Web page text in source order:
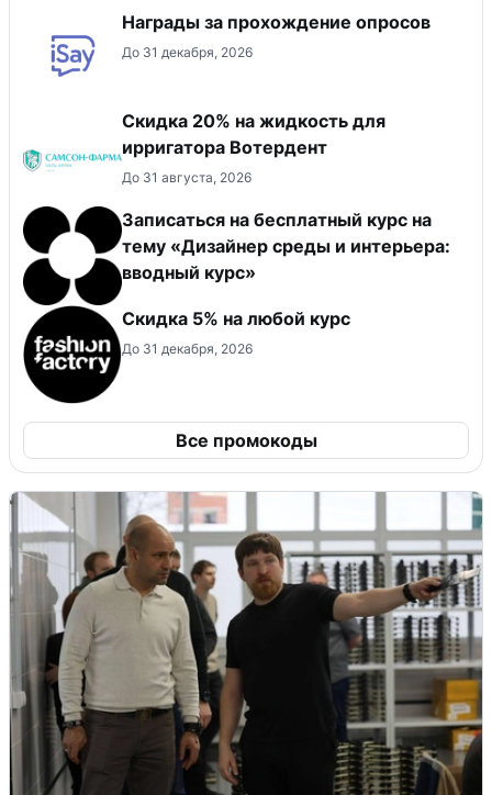
Награды за прохождение опросов
До 31 декабря, 2026
Скидка 20% на жидкость для
ирригатора Вотердент
До 31 августа, 2026
Записаться на бесплатный курс на
тему «Дизайнер среды и интерьера:
вводный курс»
Скидка 5% на любой курс
До 31 декабря, 2026
Все промокоды